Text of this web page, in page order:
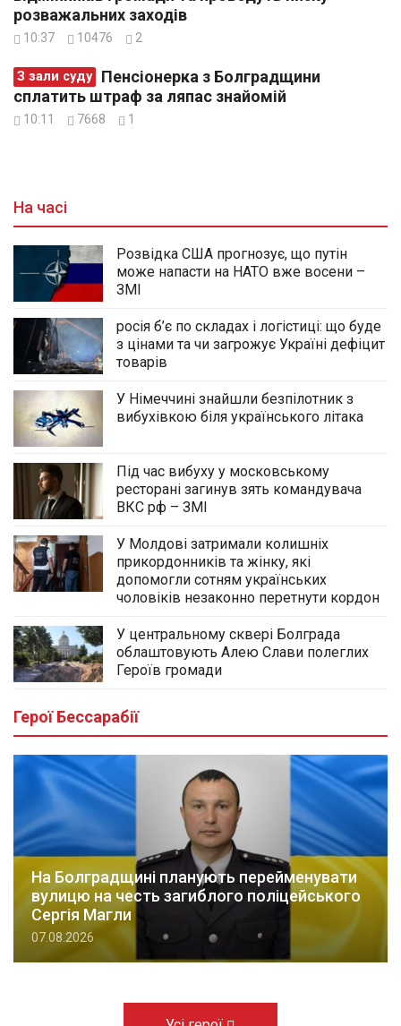
розважальних заходів
10:37 10476 2
З зали суду
сплатить штраф за ляпас знайомій
10:11 7668 1
На часі
Розвідка США прогнозує, що путін
може напасти на НАТО вже восени –
ЗМІ
росія б’є по складах і логістиці: що буде
з цінами та чи загрожує Україні дефіцит
товарів
У Німеччині знайшли безпілотник з
вибухівкою біля українського літака
Під час вибуху у московському
ресторані загинув зять командувача
ВКС рф – ЗМІ
У Молдові затримали колишніх
прикордонників та жінку, які
допомогли сотням українських
чоловіків незаконно перетнути кордон
У центральному сквері Болграда
облаштовують Алею Слави полеглих
Героїв громади
Герої Бессарабії
На Болградщині планують перейменувати
вулицю на честь загиблого поліцейського
Сергія Магли
07.08.2026